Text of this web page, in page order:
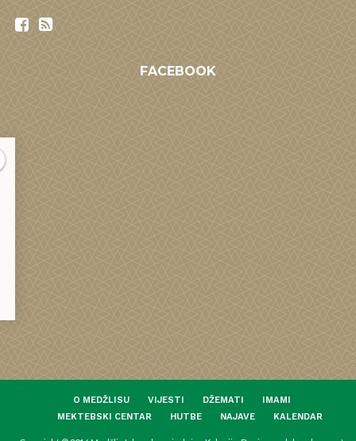
FACEBOOK
O MEDŽLISU VIJESTI DŽEMATI
IMAMI
MEKTEBSKI CENTAR
HUTBE NAJAVE KALENDAR